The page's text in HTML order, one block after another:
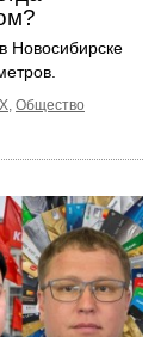
Новосибирске
, Общество